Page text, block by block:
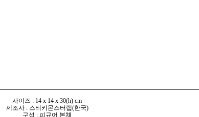
사이즈 : 14 x 14 x 30(h) cm
제조사 : 스티키몬스터랩(한국)
구성 : 피규어 본체